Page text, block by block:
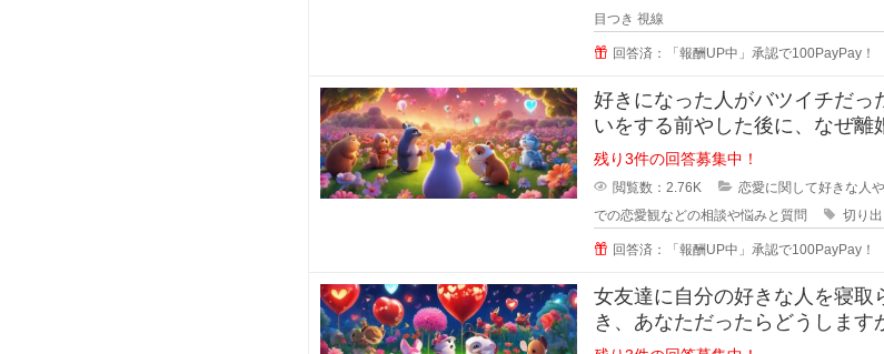
目つき 視線
回答済：「報酬UP中」承認で100PayPay！
好きになった人がバツイチだっ
いをする前やした後に、なぜ離
ますか？ 離婚した原因を聞
残り3件の回答募集中！
閲覧数：2.76K
恋愛に関して好きな人
での恋愛観などの相談や悩みと質問
切り
回答済：「報酬UP中」承認で100PayPay！
女友達に自分の好きな人を寝取
き、あなただったらどうしますか？ 自分の
に好きな人の話をするのは女